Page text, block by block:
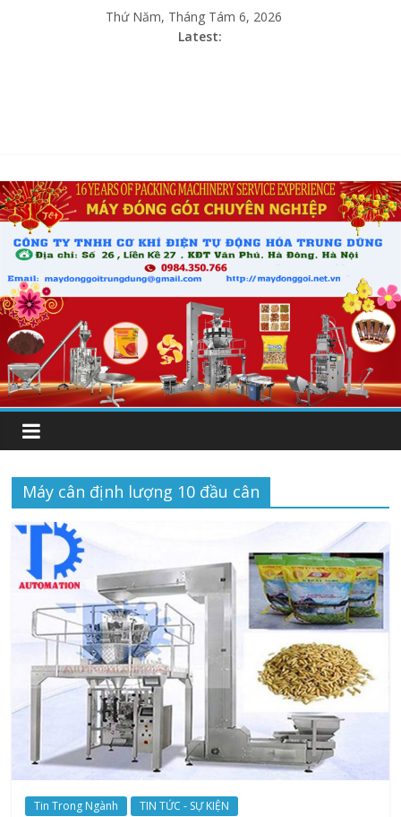
Thứ Năm, Tháng Tám 6, 2026
Latest:
Máy cân định lượng 10 đầu cân
Tin Trong Ngành TIN TỨC - SỰ KIỆN